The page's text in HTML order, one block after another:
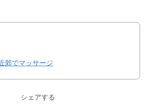
郊でマッサージ
シェアする